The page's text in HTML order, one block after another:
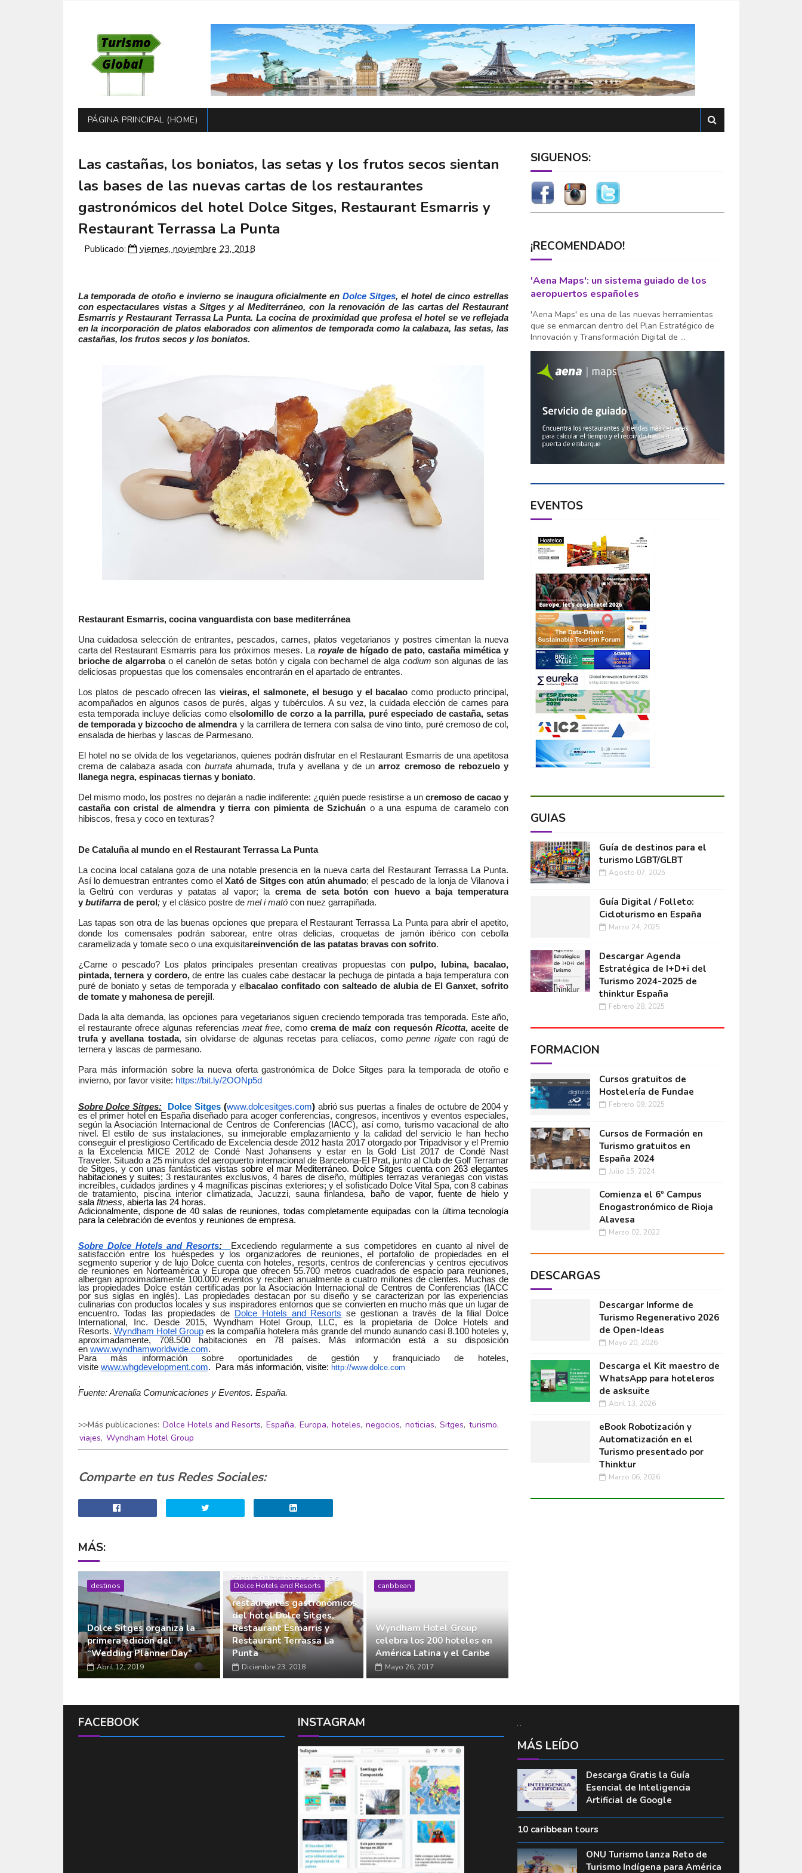
PÁGINA PRINCIPAL (HOME)
Las castañas, los boniatos, las setas y los frutos secos sientan
las bases de las nuevas cartas de los restaurantes
gastronómicos del hotel Dolce Sitges, Restaurant Esmarris y
Restaurant Terrassa La Punta
Publicado: viernes, noviembre 23, 2018
La temporada de otoño e invierno se inaugura oficialmente enDolce Sitges, el hotel de cinco estrellas
con espectaculares vistas a Sitges y al Mediterráneo, con la renovación de las cartas del Restaurant
Esmarris y Restaurant Terrassa La Punta. La cocina de proximidad que profesa el hotel se ve reflejada
en la incorporación de platos elaborados con alimentos de temporada como la calabaza, las setas, las
castañas, los frutos secos y los boniatos.
Restaurant Esmarris, cocina vanguardista con base mediterránea
Una cuidadosa selección de entrantes, pescados, carnes, platos vegetarianos y postres cimentan la nueva
carta del Restaurant Esmarris para los próximos meses. La royalede hígado de pato, castaña mimética y
brioche de algarrobao el canelón de setas botón y cigala con bechamel de alga codium son algunas de las
deliciosas propuestas que los comensales encontrarán en el apartado de entrantes.
Los platos de pescado ofrecen las vieiras, el salmonete, el besugo y el bacalao como producto principal,
acompañados en algunos casos de purés, algas y tubérculos. A su vez, la cuidada elección de carnes para
esta temporada incluye delicias como elsolomillo de corzo a la parrilla, puré especiado de castaña, setas
de temporada y bizcocho de almendray la carrillera de ternera con salsa de vino tinto, puré cremoso de col,
ensalada de hierbas y lascas de Parmesano.
El hotel no se olvida de los vegetarianos, quienes podrán disfrutar en el Restaurant Esmarris de una apetitosa
crema de calabaza asada con burrataahumada, trufa y avellana y de unarroz cremoso de rebozuelo y
llanega negra, espinacas tiernas y boniato.
Del mismo modo, los postres no dejarán a nadie indiferente: ¿quién puede resistirse a uncremoso de cacao y
castaña con cristal de almendra y tierra con pimienta de Szichuán o a una espuma de caramelo con
hibiscos, fresa y coco en texturas?
De Cataluña al mundo en el Restaurant Terrassa La Punta
La cocina local catalana goza de una notable presencia en la nueva carta del Restaurant Terrassa La Punta.
Así lo demuestran entrantes como el Xató de Sitges con atún ahumado; el pescado de la lonja de Vilanova i
la Geltrú con verduras y patatas al vapor; lacrema de seta botón con huevo a baja temperatura
y butifarrade perol; y el clásico postre de mel i matócon nuez garrapiñada.
Las tapas son otra de las buenas opciones que prepara el Restaurant Terrassa La Punta para abrir el apetito,
donde los comensales podrán saborear, entre otras delicias, croquetas de jamón ibérico con cebolla
caramelizada y tomate seco o una exquisitareinvención de las patatas bravas con sofrito.
¿Carne o pescado? Los platos principales presentan creativas propuestas con pulpo, lubina, bacalao,
pintada, ternera y cordero,de entre las cuales cabe destacar la pechuga de pintada a baja temperatura con
puré de boniato y setas de temporada y elbacalao confitado con salteado de alubia de El Ganxet, sofrito
de tomate y mahonesa de perejil.
Dada la alta demanda, las opciones para vegetarianos siguen creciendo temporada tras temporada. Este año,
el restaurante ofrece algunas referencias meat free, como crema de maíz con requesónRicotta, aceite de
trufa y avellana tostada, sin olvidarse de algunas recetas para celíacos, comopenne rigatecon ragú de
ternera y lascas de parmesano.
Para más información sobre la nueva oferta gastronómica de Dolce Sitges para la temporada de otoño e
invierno, por favor visite: https://bit.ly/2OONp5d
Sobre Dolce Sitges: Dolce Sitges(www.dolcesitges.com) abrió sus puertas a finales de octubre de 2004 y
es el primer hotel en España diseñado para acoger conferencias, congresos, incentivos y eventos especiales,
según la Asociación Internacional de Centros de Conferencias (IACC), así como, turismo vacacional de alto
nivel. El estilo de sus instalaciones, su inmejorable emplazamiento y la calidad del servicio le han hecho
conseguir el prestigioso Certificado de Excelencia desde 2012 hasta 2017 otorgado por Tripadvisor y el Premio
a la Excelencia MICE 2012 de Condé Nast Johansens y estar en la Gold List 2017 de Condé Nast
Traveler. Situado a 25 minutos del aeropuerto internacional de Barcelona-El Prat, junto al Club de Golf Terramar
de Sitges, y con unas fantásticas vistas sobre el mar Mediterráneo. Dolce Sitges cuenta con 263 elegantes
habitaciones y suites;3 restaurantes exclusivos, 4 bares de diseño, múltiples terrazas veraniegas con vistas
increíbles, cuidados jardines y 4 magníficas piscinas exteriores; y el sofisticado Dolce Vital Spa, con 8 cabinas
de tratamiento, piscina interior climatizada, Jacuzzi, sauna finlandesa, baño de vapor, fuente de hielo y
salafitness, abierta las 24 horas.
Adicionalmente, dispone de 40 salas de reuniones, todas completamente equipadas con la última tecnología
para la celebración de eventos y reuniones de empresa.
Sobre Dolce Hotels and Resorts: Excediendo regularmente a sus competidores en cuanto al nivel de
satisfacción entre los huéspedes y los organizadores de reuniones, el portafolio de propiedades en el
segmento superior y de lujo Dolce cuenta con hoteles, resorts, centros de conferencias y centros ejecutivos
de reuniones en Norteamérica y Europa que ofrecen 55.700 metros cuadrados de espacio para reuniones,
albergan aproximadamente 100.000 eventos y reciben anualmente a cuatro millones de clientes. Muchas de
las propiedades Dolce están certificadas por la Asociación Internacional de Centros de Conferencias (IACC
por sus siglas en inglés). Las propiedades destacan por su diseño y se caracterizan por las experiencias
culinarias con productos locales y sus inspiradores entornos que se convierten en mucho más que un lugar de
encuentro.Todas las propiedades de Dolce Hotels and Resorts se gestionan a través de la filial Dolce
International, Inc. Desde 2015, Wyndham Hotel Group, LLC, es la propietaria de Dolce Hotels and
Resorts. Wyndham Hotel Groupes la compañía hotelera más grande del mundo aunando casi 8.100 hoteles y,
aproximadamente, 708.500 habitaciones en 78 países. Más información está a su disposición
en www.wyndhamworldwide.com.
Para más información sobre oportunidades de gestión y franquiciado de hoteles,
visite www.whgdevelopment.com. Para más información, visite: http://www.dolce.com
.
Fuente: Arenalia Comunicaciones y Eventos. España.
>>Más publicaciones: Dolce Hotels and Resorts, España, Europa, hoteles, negocios, noticias, Sitges, turismo,
viajes, Wyndham Hotel Group
Comparte en tus Redes Sociales:
MÁS:
destinos
Dolce Sitges organiza la
primera edición del
“Wedding Planner Day”
Abril 12, 2019
Dolce Hotels and Resorts
sientan las bases de las
nuevas cartas de los
restaurantes gastronómicos
del hotel Dolce Sitges,
Restaurant Esmarris y
Restaurant Terrassa La
Punta
Diciembre 23, 2018
caribbean
Wyndham Hotel Group
celebra los 200 hoteles en
América Latina y el Caribe
Mayo 26, 2017
SÍGUENOS:
¡RECOMENDADO!
'Aena Maps': un sistema guiado de los
aeropuertos españoles
'Aena Maps' es una de las nuevas herramientas
que se enmarcan dentro del Plan Estratégico de
Innovación y Transformación Digital de ...
EVENTOS
GUÍAS
Guía de destinos para el
turismo LGBT/GLBT
Agosto 07, 2025
Guía Digital / Folleto:
Cicloturismo en España
Marzo 24, 2025
Descargar Agenda
Estratégica de I+D+i del
Turismo 2024-2025 de
thinktur España
Febrero 28, 2025
FORMACIÓN
Cursos gratuitos de
Hostelería de Fundae
Febrero 09, 2025
Cursos de Formación en
Turismo gratuitos en
España 2024
Julio 15, 2024
Comienza el 6º Campus
Enogastronómico de Rioja
Alavesa
Marzo 02, 2022
DESCARGAS
Descargar Informe de
Turismo Regenerativo 2026
de Open-Ideas
Mayo 20, 2026
Descarga el Kit maestro de
WhatsApp para hoteleros
de asksuite
Abril 13, 2026
eBook Robotización y
Automatización en el
Turismo presentado por
Thinktur
Marzo 06, 2026
FACEBOOK
INSTAGRAM
MÁS LEÍDO
Descarga Gratis la Guía
Esencial de Inteligencia
Artificial de Google
10 caribbean tours
ONU Turismo lanza Reto de
Turismo Indígena para América